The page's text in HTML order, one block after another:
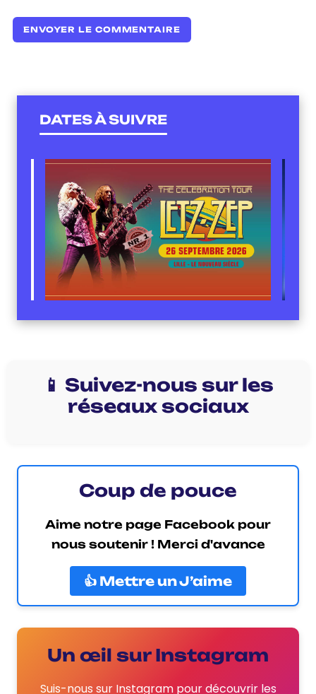
DATES À SUIVRE
📱 Suivez-nous sur les
réseaux sociaux
Coup de pouce
Aime notre page Facebook pour
nous soutenir ! Merci d'avance
👍 Mettre un J’aime
Un œil sur Instagram
Suis-nous sur Instagram pour découvrir les